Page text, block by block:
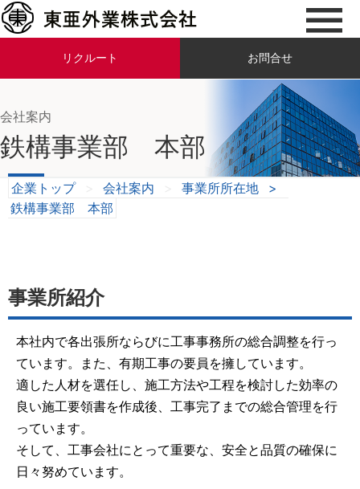
リクルート お問合せ
会社案内
鉄構事業部 本部
企業トップ 会社案内 事業所所在地
>
鉄構事業部 本部
事業所紹介
本社内で各出張所ならびに工事事務所の総合調整を行っ
ています。また、有期工事の要員を擁しています。
適した人材を選任し、施工方法や工程を検討した効率の
良い施工要領書を作成後、工事完了までの総合管理を行
っています。
そして、工事会社にとって重要な、安全と品質の確保に
日々努めています。